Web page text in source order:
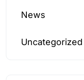
News
Uncategorized